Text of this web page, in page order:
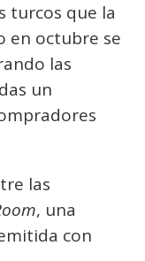
turcos que la
en octubre se
las
un
las
, una
con